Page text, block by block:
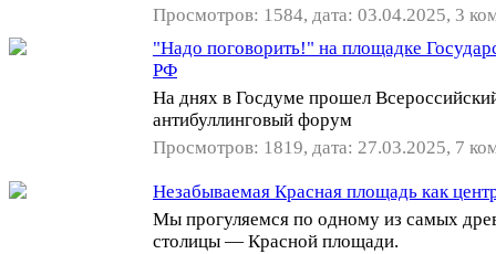
Просмотров: 1584, дата: 03.04.2025, 3
"Надо поговорить!" на площадке
РФ
На днях в Госдуме прошел
антибуллинговый форум
Просмотров: 1819, дата: 27.03.2025, 7
Незабываемая Красная площадь как
Мы прогуляемся по одному из самых
столицы — Красной площади.